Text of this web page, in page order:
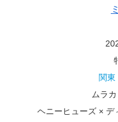
関東
ムラ
ヘニーヒューズ × デ